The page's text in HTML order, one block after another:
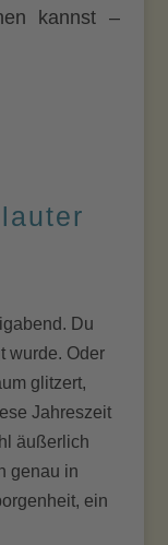
kannst –
Du
wurde. Oder
glitzert,
Jahreszeit
äußerlich
genau in
ein